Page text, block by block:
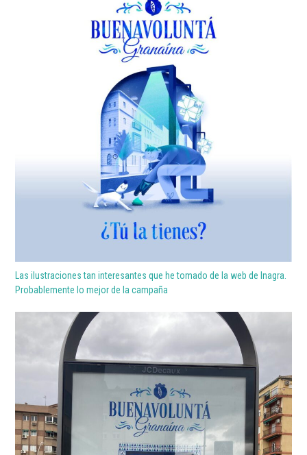
Las ilustraciones tan interesantes que he tomado de la web de Inagra.
Probablemente lo mejor de la campaña